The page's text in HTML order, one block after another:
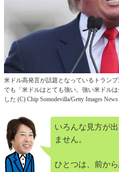
米ドル高発言が話題となっているトラン
でも「米ドルはとても強い。強い米ドル
した (C) Chip Somodevilla/Getty Images News
いろんな見方が
ません。
ひとつは、前か